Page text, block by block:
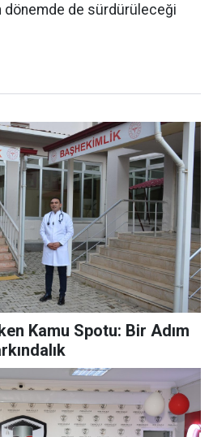
dönemde de sürdürüleceği
Kamu Spotu: Bir Adım